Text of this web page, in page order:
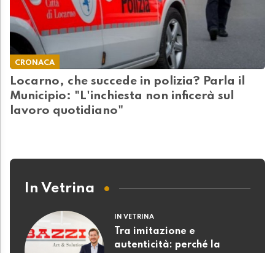
CRONACA
Locarno, che succede in polizia? Parla il
Municipio: "L'inchiesta non inficerà sul
lavoro quotidiano"
In Vetrina
IN VETRINA
Tra imitazione e
autenticità: perché la